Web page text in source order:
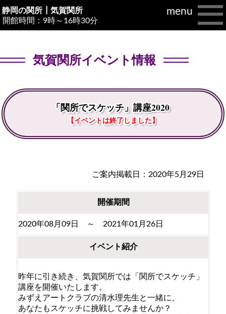
静岡の関所┃気賀関所
開館時間：9時～16時30分
menu
気賀関所イベント情報
「関所でスケッチ」講座2020
【イベントは終了しました】
ご案内掲載日：2020年5月29日
開催期間
2020年08月09日 ～ 2021年01月26日
イベント紹介
昨年に引き続き、気賀関所では「関所でスケッチ」
講座を開催いたします。
みずえアートクラブの清水理先生と一緒に、
あなたもスケッチに挑戦してみませんか？